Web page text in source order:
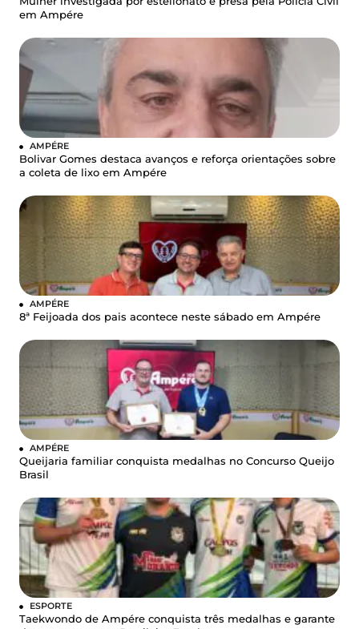
em Ampére
AMPÉRE
Bolivar Gomes destaca avanços e reforça orientações sobre
a coleta de lixo em Ampére
AMPÉRE
8ª Feijoada dos pais acontece neste sábado em Ampére
AMPÉRE
Queijaria familiar conquista medalhas no Concurso Queijo
Brasil
ESPORTE
Taekwondo de Ampére conquista três medalhas e garante